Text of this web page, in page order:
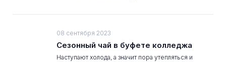
08 сентября 2023
Сезонный чай в буфете колледжа
Наступают холода, а значит пора утепляться и